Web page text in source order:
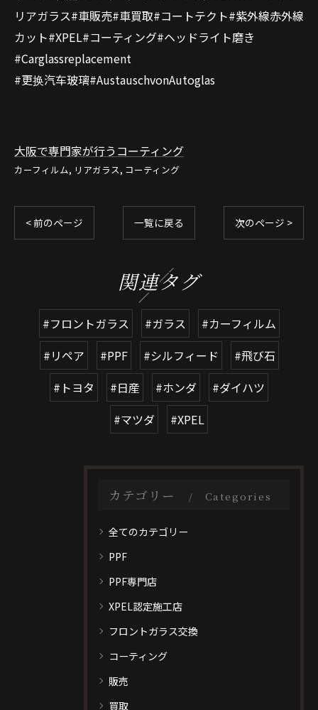
リアガラス#車販売#車買取#コートテクト#紫外線赤外線
カット#XPEL#コーティング#ヘッドライト磨き
#Carglassreplacement
#更换汽车玻璃#AustauschvonAutoglas
大阪で専門家が行うコーティング
カーフィルム リアガラス コーティング
< 前のページ 一覧に戻る 次のページ >
関連タグ
#フロントガラス #ガラス
#カーフィルム
#リペア
#PPF #シルフィード
#飛び石
#トヨタ
#日産 #ホンダ
#ダイハツ
#マツダ
#XPEL
カテゴリー Categories
全てのカテゴリー
PPF
PPF専門店
XPEL認定施工店
フロントガラス交換
コーティング
販売
買取